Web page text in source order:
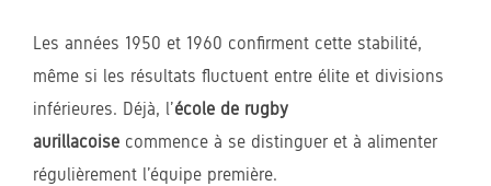
Les années 1950 et 1960 confirment cette stabilité,
même si les résultats fluctuent entre élite et divisions
inférieures. Déjà, l’école de rugby
aurillacoise commence à se distinguer et à alimenter
régulièrement l’équipe première.